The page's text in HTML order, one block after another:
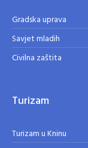
Gradska uprava
Savjet mladih
Civilna zaštita
Turizam
Turizam u Kninu